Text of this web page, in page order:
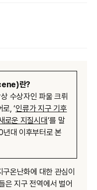
란?
수상자인 파울 크뤼
, ‘인류가 지구 기후
로운 지질시대’를 말
대 이후부터로 본
온난화에 대한 관심이
은 지구 전역에서 벌어